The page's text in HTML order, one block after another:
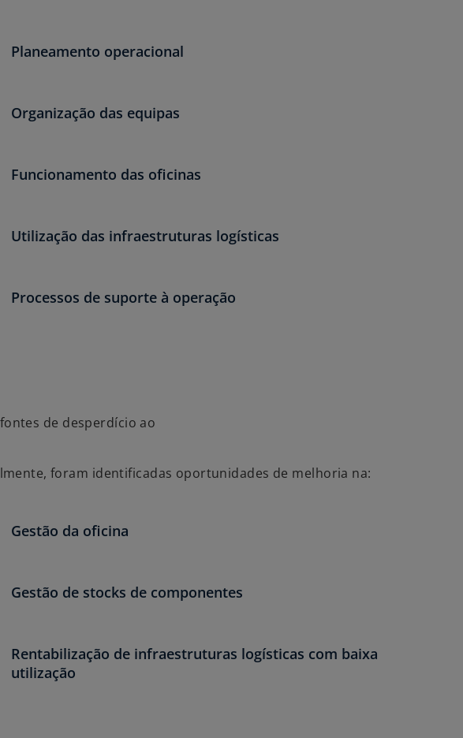
Planeamento operacional
Organização das equipas
Funcionamento das oficinas
Utilização das infraestruturas logísticas
Processos de suporte à operação
de desperdício ao
foram identificadas oportunidades de melhoria na:
Gestão da oficina
Gestão de stocks de componentes
Rentabilização de infraestruturas logísticas com baixa
utilização